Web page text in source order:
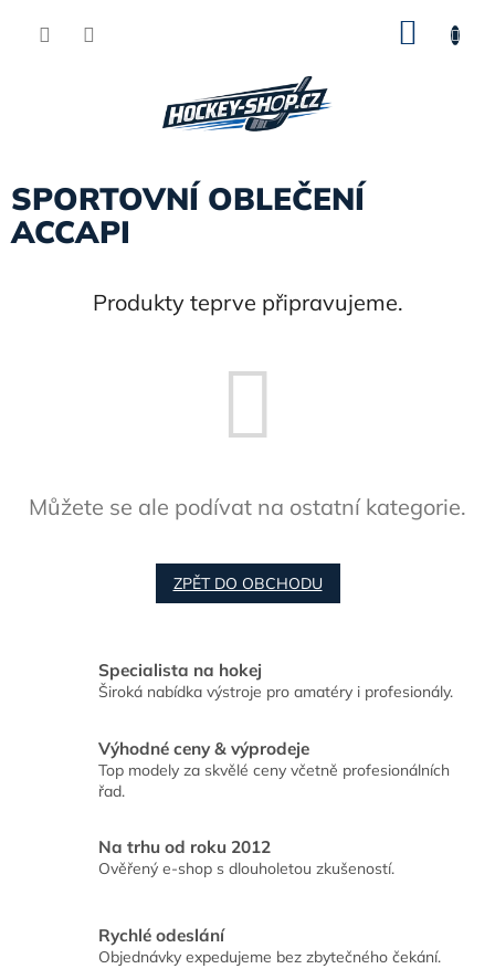
SPORTOVNÍ OBLEČENÍ
ACCAPI
Produkty teprve připravujeme.
Můžete se ale podívat na ostatní kategorie.
ZPĚT DO OBCHODU
Specialista na hokej
Široká nabídka výstroje pro amatéry i profesionály.
Výhodné ceny & výprodeje
Top modely za skvělé ceny včetně profesionálních
řad.
Na trhu od roku 2012
Ověřený e-shop s dlouholetou zkušeností.
Rychlé odeslání
Objednávky expedujeme bez zbytečného čekání.